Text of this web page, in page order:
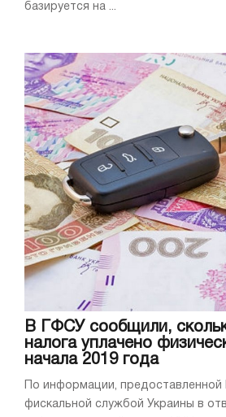
базируется на ...
В ГФСУ сообщили,
налога уплачено
начала 2019 года
По информации, предоставленной
фискальной службой Украины в